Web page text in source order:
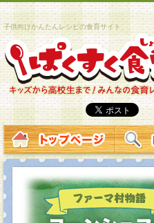
子供向けかんたんレシピの食育サイト